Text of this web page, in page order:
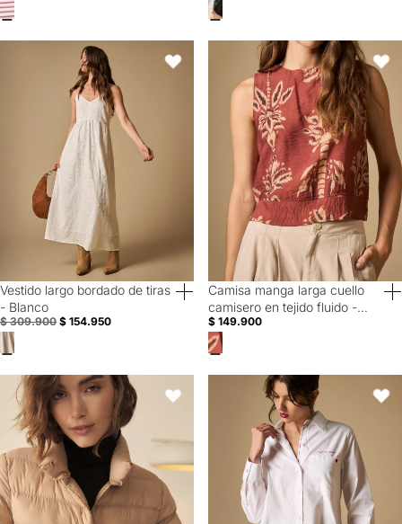
Vestido largo bordado de tiras - Blanco
50% Off
Vestido largo bordado de tiras
- Blanco
$ 309.900 $ 154.950
Favoritos
Camisa manga larga cuello
Camisa manga larga cuello
camisero en tejido fluido -
Rosa
$ 149.900
Chaqueta abullonada para mujer - Café
Favoritos
Camisa manga larga con